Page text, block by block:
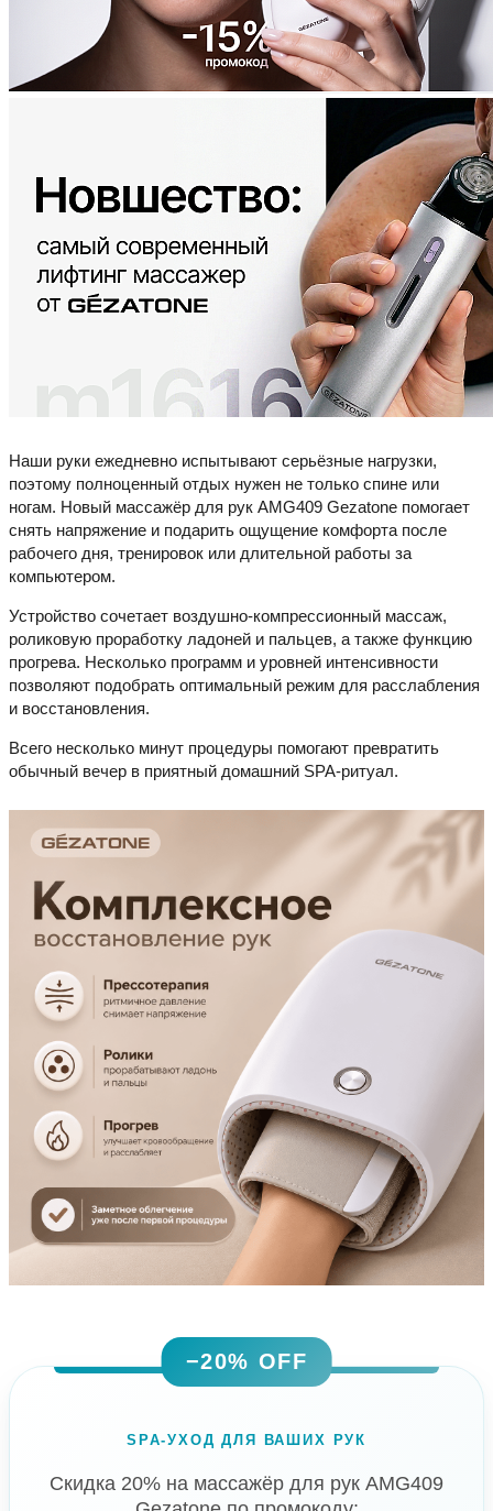
Наши руки ежедневно испытывают серьёзные нагрузки,
поэтому полноценный отдых нужен не только спине или
ногам. Новый массажёр для рук AMG409 Gezatone помогает
снять напряжение и подарить ощущение комфорта после
рабочего дня, тренировок или длительной работы за
компьютером.
Устройство сочетает воздушно-компрессионный массаж,
роликовую проработку ладоней и пальцев, а также функцию
прогрева. Несколько программ и уровней интенсивности
позволяют подобрать оптимальный режим для расслабления
и восстановления.
Всего несколько минут процедуры помогают превратить
обычный вечер в приятный домашний SPA-ритуал.
−20% OFF
SPA-УХОД ДЛЯ ВАШИХ РУК
Скидка 20% на массажёр для рук AMG409